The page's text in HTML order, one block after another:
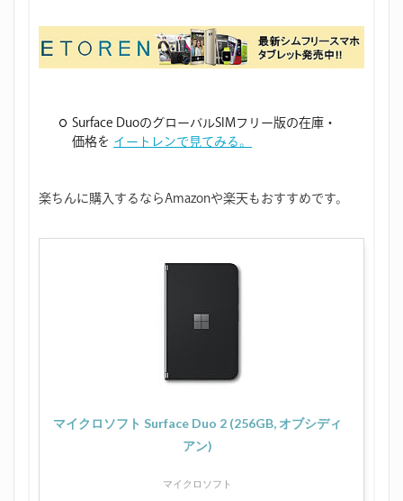
Surface DuoのグローバルSIMフリー版の在庫・
価格を イートレンで見てみる。
楽ちんに購入するならAmazonや楽天もおすすめです。
マイクロソフト Surface Duo 2 (256GB, オブシディ
アン)
マイクロソフト